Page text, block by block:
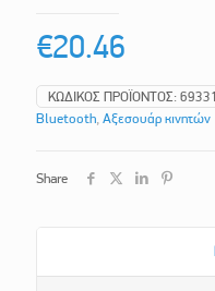
€20.46
ΚΩΔΙΚΌΣ ΠΡΟΪΌΝΤΟΣ:
Bluetooth, Αξεσουάρ κινητών
Share